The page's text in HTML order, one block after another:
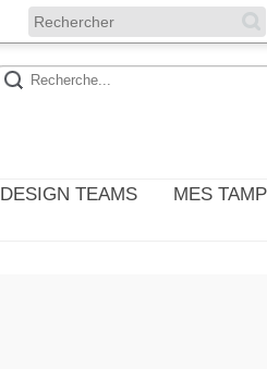
DESIGN TEAMS
MES